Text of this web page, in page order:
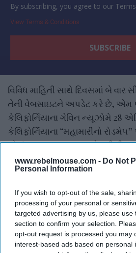
www.rebelmouse.com - Do Not
Personal Information
If you wish to opt-out of the sale,
processing of your personal or
targeted advertising by us, please use
section to confirm your selection.
opt-out request is processed you may
interest-based ads based on personal
By subscribing, you agree to our
View Terms & Conditions
વિવિધ માહિતી સાથે દિવસમાં બે
તેની વેબસાઇટને અપડેટ કરે છે, એમ
કેલિફોર્નિયાના ગેવિન ન્યૂઝોમે 28
કેલિફોર્નિયાના “મહામારીનો
જેમાં રાજ્યના વ્યવસાયને ફરીથી
વિગતો છે.
The Top 5